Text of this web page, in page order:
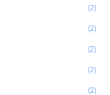
(2)
(2)
(2)
(2)
(2)